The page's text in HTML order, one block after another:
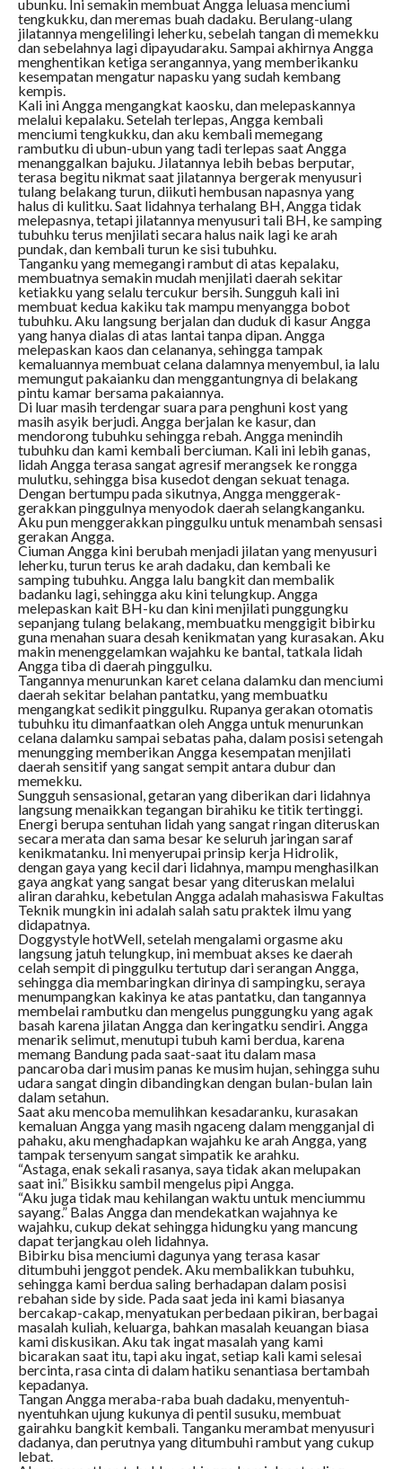
ubunku. Ini semakin membuat Angga leluasa menciumi
tengkukku, dan meremas buah dadaku. Berulang-ulang
jilatannya mengelilingi leherku, sebelah tangan di memekku
dan sebelahnya lagi dipayudaraku. Sampai akhirnya Angga
menghentikan ketiga serangannya, yang memberikanku
kesempatan mengatur napasku yang sudah kembang
kempis.
Kali ini Angga mengangkat kaosku, dan melepaskannya
melalui kepalaku. Setelah terlepas, Angga kembali
menciumi tengkukku, dan aku kembali memegang
rambutku di ubun-ubun yang tadi terlepas saat Angga
menanggalkan bajuku. Jilatannya lebih bebas berputar,
terasa begitu nikmat saat jilatannya bergerak menyusuri
tulang belakang turun, diikuti hembusan napasnya yang
halus di kulitku. Saat lidahnya terhalang BH, Angga tidak
melepasnya, tetapi jilatannya menyusuri tali BH, ke samping
tubuhku terus menjilati secara halus naik lagi ke arah
pundak, dan kembali turun ke sisi tubuhku.
Tanganku yang memegangi rambut di atas kepalaku,
membuatnya semakin mudah menjilati daerah sekitar
ketiakku yang selalu tercukur bersih. Sungguh kali ini
membuat kedua kakiku tak mampu menyangga bobot
tubuhku. Aku langsung berjalan dan duduk di kasur Angga
yang hanya dialas di atas lantai tanpa dipan. Angga
melepaskan kaos dan celananya, sehingga tampak
kemaluannya membuat celana dalamnya menyembul, ia lalu
memungut pakaianku dan menggantungnya di belakang
pintu kamar bersama pakaiannya.
Di luar masih terdengar suara para penghuni kost yang
masih asyik berjudi. Angga berjalan ke kasur, dan
mendorong tubuhku sehingga rebah. Angga menindih
tubuhku dan kami kembali berciuman. Kali ini lebih ganas,
lidah Angga terasa sangat agresif merangsek ke rongga
mulutku, sehingga bisa kusedot dengan sekuat tenaga.
Dengan bertumpu pada sikutnya, Angga menggerak-
gerakkan pinggulnya menyodok daerah selangkanganku.
Aku pun menggerakkan pinggulku untuk menambah sensasi
gerakan Angga.
Ciuman Angga kini berubah menjadi jilatan yang menyusuri
leherku, turun terus ke arah dadaku, dan kembali ke
samping tubuhku. Angga lalu bangkit dan membalik
badanku lagi, sehingga aku kini telungkup. Angga
melepaskan kait BH-ku dan kini menjilati punggungku
sepanjang tulang belakang, membuatku menggigit bibirku
guna menahan suara desah kenikmatan yang kurasakan. Aku
makin menenggelamkan wajahku ke bantal, tatkala lidah
Angga tiba di daerah pinggulku.
Tangannya menurunkan karet celana dalamku dan menciumi
daerah sekitar belahan pantatku, yang membuatku
mengangkat sedikit pinggulku. Rupanya gerakan otomatis
tubuhku itu dimanfaatkan oleh Angga untuk menurunkan
celana dalamku sampai sebatas paha, dalam posisi setengah
menungging memberikan Angga kesempatan menjilati
daerah sensitif yang sangat sempit antara dubur dan
memekku.
Sungguh sensasional, getaran yang diberikan dari lidahnya
langsung menaikkan tegangan birahiku ke titik tertinggi.
Energi berupa sentuhan lidah yang sangat ringan diteruskan
secara merata dan sama besar ke seluruh jaringan saraf
kenikmatanku. Ini menyerupai prinsip kerja Hidrolik,
dengan gaya yang kecil dari lidahnya, mampu menghasilkan
gaya angkat yang sangat besar yang diteruskan melalui
aliran darahku, kebetulan Angga adalah mahasiswa Fakultas
Teknik mungkin ini adalah salah satu praktek ilmu yang
didapatnya.
Doggystyle hotWell, setelah mengalami orgasme aku
langsung jatuh telungkup, ini membuat akses ke daerah
celah sempit di pinggulku tertutup dari serangan Angga,
sehingga dia membaringkan dirinya di sampingku, seraya
menumpangkan kakinya ke atas pantatku, dan tangannya
membelai rambutku dan mengelus punggungku yang agak
basah karena jilatan Angga dan keringatku sendiri. Angga
menarik selimut, menutupi tubuh kami berdua, karena
memang Bandung pada saat-saat itu dalam masa
pancaroba dari musim panas ke musim hujan, sehingga suhu
udara sangat dingin dibandingkan dengan bulan-bulan lain
dalam setahun.
Saat aku mencoba memulihkan kesadaranku, kurasakan
kemaluan Angga yang masih ngaceng dalam mengganjal di
pahaku, aku menghadapkan wajahku ke arah Angga, yang
tampak tersenyum sangat simpatik ke arahku.
“Astaga, enak sekali rasanya, saya tidak akan melupakan
saat ini.” Bisikku sambil mengelus pipi Angga.
“Aku juga tidak mau kehilangan waktu untuk menciummu
sayang.” Balas Angga dan mendekatkan wajahnya ke
wajahku, cukup dekat sehingga hidungku yang mancung
dapat terjangkau oleh lidahnya.
Bibirku bisa menciumi dagunya yang terasa kasar
ditumbuhi jenggot pendek. Aku membalikkan tubuhku,
sehingga kami berdua saling berhadapan dalam posisi
rebahan side by side. Pada saat jeda ini kami biasanya
bercakap-cakap, menyatukan perbedaan pikiran, berbagai
masalah kuliah, keluarga, bahkan masalah keuangan biasa
kami diskusikan. Aku tak ingat masalah yang kami
bicarakan saat itu, tapi aku ingat, setiap kali kami selesai
bercinta, rasa cinta di dalam hatiku senantiasa bertambah
kepadanya.
Tangan Angga meraba-raba buah dadaku, menyentuh-
nyentuhkan ujung kukunya di pentil susuku, membuat
gairahku bangkit kembali. Tanganku merambat menyusuri
dadanya, dan perutnya yang ditumbuhi rambut yang cukup
lebat.